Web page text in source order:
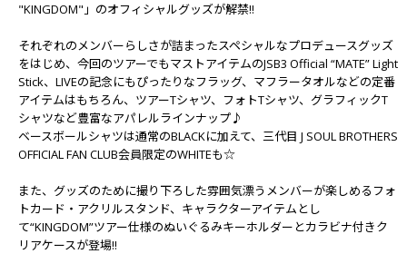
"KINGDOM"」のオフィシャルグッズが解禁!!
それぞれのメンバーらしさが詰まったスペシャルなプロデュースグッズ
をはじめ、今回のツアーでもマストアイテムのJSB3 Official “MATE” Light
Stick、LIVEの記念にもぴったりなフラッグ、マフラータオルなどの定番
アイテムはもちろん、ツアーTシャツ、フォトTシャツ、グラフィックT
シャツなど豊富なアパレルラインナップ♪
ベースボールシャツは通常のBLACKに加えて、三代目 J SOUL BROTHERS
OFFICIAL FAN CLUB会員限定のWHITEも☆
また、グッズのために撮り下ろした雰囲気漂うメンバーが楽しめるフォ
トカード・アクリルスタンド、キャラクターアイテムとし
て“KINGDOM”ツアー仕様のぬいぐるみキーホルダーとカラビナ付きク
リアケースが登場!!